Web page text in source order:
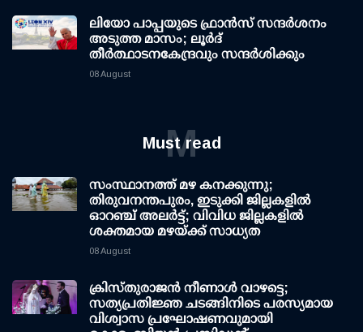
ലിയോ പാപ്പയുടെ ഫ്രാൻസ് സന്ദർശനം
അടുത്ത മാസം; ലൂർദ്
തീർത്ഥാടനകേന്ദ്രവും സന്ദർശിക്കും
08 August
Must read
M
സംസ്ഥാനത്ത് മഴ കനക്കുന്നു;
തിരുവനന്തപുരം, ഇടുക്കി ജില്ലകളിൽ
ഓറഞ്ച് അലർട്ട്; വിവിധ ജില്ലകളിൽ
ശക്തമായ മഴയ്ക്ക് സാധ്യത
08 August
ക്രിസ്തുരാജൻ നീണാൾ വാഴട്ടെ;
സത്യപ്രതിജ്ഞ ചടങ്ങിനിടെ പരസ്യമായ
വിശ്വാസ പ്രഘോഷണവുമായി